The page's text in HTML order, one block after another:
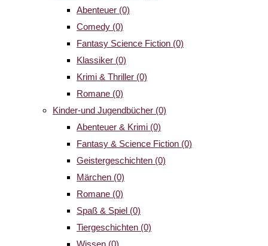
Abenteuer (0)
Comedy (0)
Fantasy Science Fiction (0)
Klassiker (0)
Krimi & Thriller (0)
Romane (0)
Kinder-und Jugendbücher (0)
Abenteuer & Krimi (0)
Fantasy & Science Fiction (0)
Geistergeschichten (0)
Märchen (0)
Romane (0)
Spaß & Spiel (0)
Tiergeschichten (0)
Wissen (0)